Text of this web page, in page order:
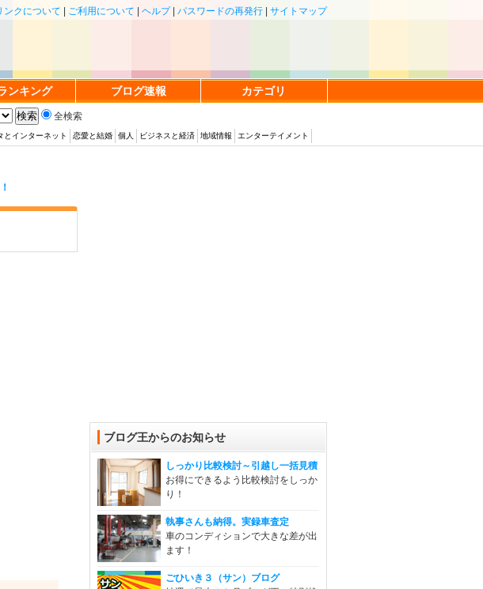
ンクについて ご利用について ヘルプ| パスワードの再発行 サイトマップ
ンキング ブログ速報 カテゴリ
全検索
とインターネット 恋愛と結婚 個人 ビジネスと経済 地域情報 エンターテイメント
ブログ王からのお知らせ
しっかり比較検討～引越し一括見積
お得にできるよう比較検討をしっか
り！
執事さんも納得。実録車査定
車のコンディションで大きな差が出
ます！
ごひいき３（サン）ブログ